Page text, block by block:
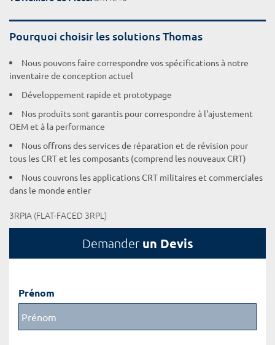
Pourquoi choisir les solutions Thomas
Nous pouvons faire correspondre vos spécifications à notre
inventaire de conception actuel
Développement rapide et prototypage
Nos produits sont garantis pour correspondre à l'ajustement
OEM et à la performance
Nous offrons des services de réparation et de révision pour
tous les CRT et les composants (comprend les nouveaux CRT)
Nous couvrons les applications CRT militaires et commerciales
dans le monde entier
3RPIA (FLAT-FACED 3RPL)
Demander un Devis
Prénom